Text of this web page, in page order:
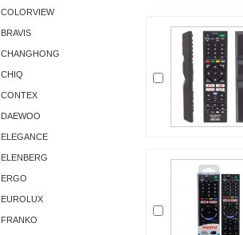
COLORVIEW
BRAVIS
CHANGHONG
CHIQ
CONTEX
DAEWOO
ELEGANCE
ELENBERG
ERGO
EUROLUX
FRANKO